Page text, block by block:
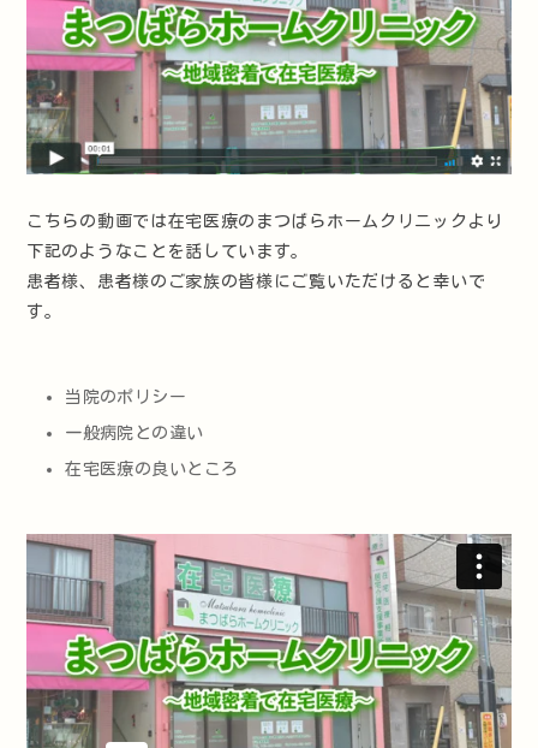
こちらの動画では在宅医療のまつばらホームクリニックより
下記のようなことを話しています。
患者様、患者様のご家族の皆様にご覧いただけると幸いで
す。
当院のポリシー
一般病院との違い
在宅医療の良いところ